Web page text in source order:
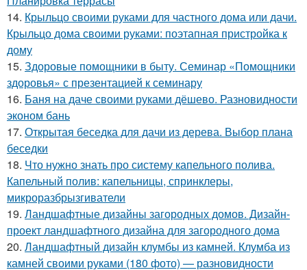
14. Крыльцо своими руками для частного дома или дачи.
Крыльцо дома своими руками: поэтапная пристройка к
дому
15. Здоровые помощники в быту. Семинар «Помощники
здоровья» с презентацией к семинару
16. Баня на даче своими руками дёшево. Разновидности
эконом бань
17. Открытая беседка для дачи из дерева. Выбор плана
беседки
18. Что нужно знать про систему капельного полива.
Капельный полив: капельницы, спринклеры,
микроразбрызгиватели
19. Ландшафтные дизайны загородных домов. Дизайн-
проект ландшафтного дизайна для загородного дома
20. Ландшафтный дизайн клумбы из камней. Клумба из
камней своими руками (180 фото) — разновидности